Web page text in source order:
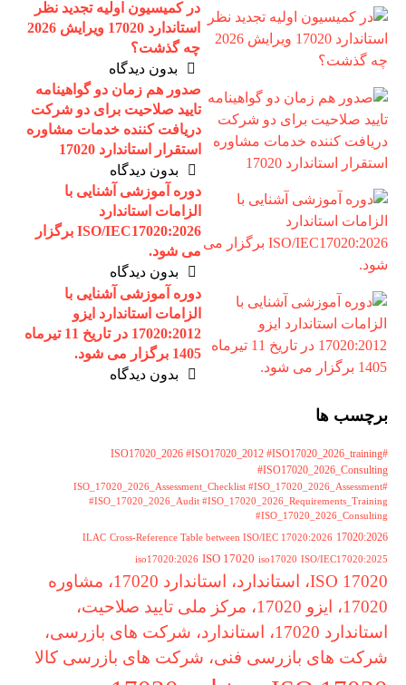
در کمیسیون اولیه تجدید نظر
استاندارد 17020 ویرایش 2026
چه گذشت؟
بدون دیدگاه
صدور هم زمان دو گواهینامه
تایید صلاحیت برای دو شرکت
دریافت کننده خدمات مشاوره
استقرار استاندارد 17020
بدون دیدگاه
دوره آموزشی آشنایی با
الزامات استاندارد
ISO/IEC17020:2026 برگزار
می شود.
بدون دیدگاه
دوره آموزشی آشنایی با
الزامات استاندارد ایزو
17020:2012 در تاریخ 11 تیرماه
1405 برگزار می شود.
بدون دیدگاه
برچسب ها
#ISO17020_2026 #ISO17020_2012 #ISO17020_2026_training
#ISO17020_2026_Consulting
#ISO_17020_2026_Assessment_Checklist #ISO_17020_2026_Assessment
#ISO_17020_2026_Audit #ISO_17020_2026_Requirements_Training
#ISO_17020_2026_Consulting
17020:2026
Cross‑Reference Table between ISO/IEC 17020:2026
ILAC
ISO/IEC17020:2025
iso17020
ISO 17020
iso17020:2026
ISO 17020، استاندارد، استاندارد 17020، مشاوره
17020، ایزو 17020، مرکز ملی تایید صلاحیت،
استاندارد 17020، استاندارد، شرکت های بازرسی،
شرکت های بازرسی فنی، شرکت های بازرسی کالا